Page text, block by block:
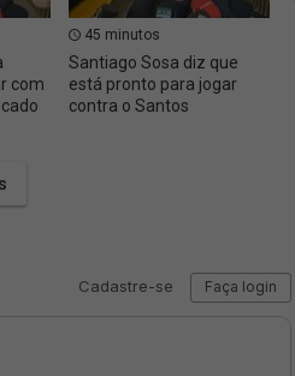
com
45 minutos
Santiago Sosa diz que
está pronto para jogar
contra o Santos